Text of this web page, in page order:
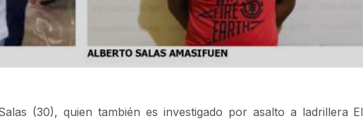
(30), quien también es investigado por asalto a ladrillera El